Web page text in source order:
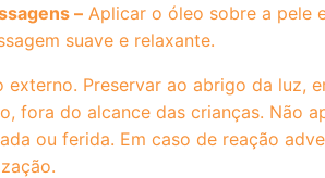
– Aplicar o óleo sobre a pele
suave e relaxante.
externo. Preservar ao abrigo da luz,
fora do alcance das crianças. Não
ou ferida. Em caso de reação